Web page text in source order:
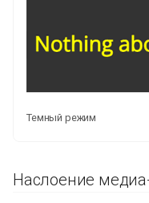
Темный режим
Наслоение